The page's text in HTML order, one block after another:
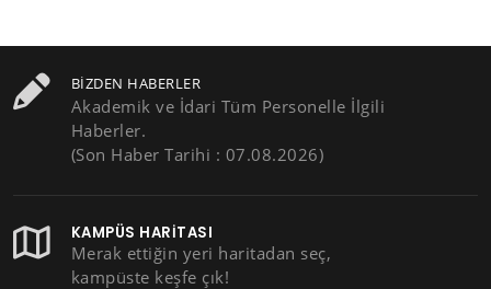
BIZDEN HABERLER
Akademik ve İdari Tüm Personelle İlgili
Haberler.
(Son Haber Tarihi : 07.08.2026)
KAMPÜS HARITASI
Merak ettiğin yeri haritadan seç,
kampüste keşfe çık!